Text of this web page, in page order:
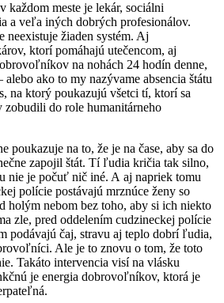
každom meste je lekár, sociálni
a veľa iných dobrých profesionálov.
neexistuje žiaden systém. Aj
ktorí pomáhajú utečencom, aj
na nohách 24 hodín denne,
alebo ako to my nazývame absencia štátu
na ktorý poukazujú všetci tí, ktorí sa
zobudili do role humanitárneho
poukazuje na to, že je na čase, aby sa do
zapojil štát. Tí ľudia kričia tak silno,
nie je počuť nič iné. A aj napriek tomu
polície postávajú mrznúce ženy so
holým nebom bez toho, aby si ich niekto
zle, pred oddelením cudzineckej polície
podávajú čaj, stravu aj teplo dobrí ľudia,
Ale je to znovu o tom, že toto
Takáto intervencia visí na vlásku
je energia dobrovoľníkov, ktorá je